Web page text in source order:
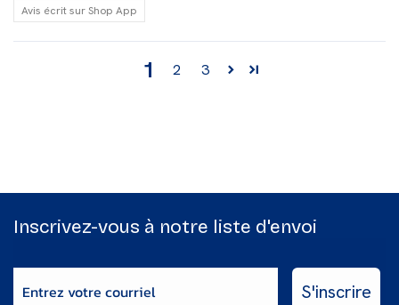
Avis écrit sur Shop App
1 2 3
Inscrivez-vous à notre liste d'envoi
S'inscrire